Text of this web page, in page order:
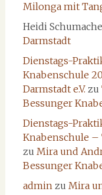
Milonga mit
Heidi
Darmstadt
Dienstags-
Knabenschule
Darmstadt e.V.zu
Bessunger
Dienstags-
Knabenschule –
zu Mira und
Bessunger
adminzu Mira